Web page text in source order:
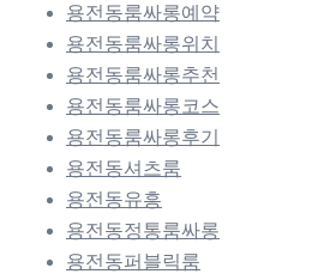
용전동룸싸롱예약
용전동룸싸롱위치
용전동룸싸롱추천
용전동룸싸롱코스
용전동룸싸롱후기
용전동셔츠룸
용전동유흥
용전동정통룸싸롱
용전동퍼블릭룸